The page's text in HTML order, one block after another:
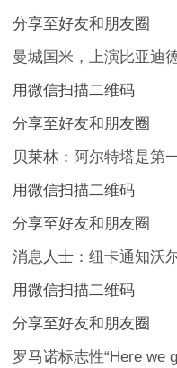
分享至好友和朋友圈
曼城国米，上演比亚迪
用微信扫描二维码
分享至好友和朋友圈
贝莱林：阿尔特塔是第
用微信扫描二维码
分享至好友和朋友圈
消息人士：纽卡通知沃
用微信扫描二维码
分享至好友和朋友圈
罗马诺标志性“Here we